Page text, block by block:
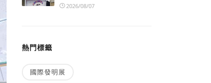
2026/08/07
熱門標籤
國際發明展